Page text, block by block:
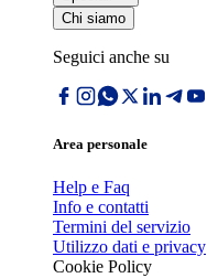
Chi siamo
Seguici anche su
Area personale
Help e Faq
Info e contatti
Termini del servizio
Utilizzo dati e privacy
Cookie Policy